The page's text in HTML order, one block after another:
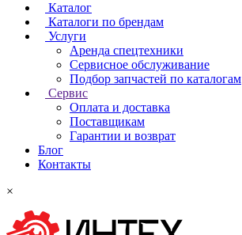
Каталог
Каталоги по брендам
Услуги
Аренда спецтехники
Сервисное обслуживание
Подбор запчастей по каталогам
Сервис
Оплата и доставка
Поставщикам
Гарантии и возврат
Блог
Контакты
×